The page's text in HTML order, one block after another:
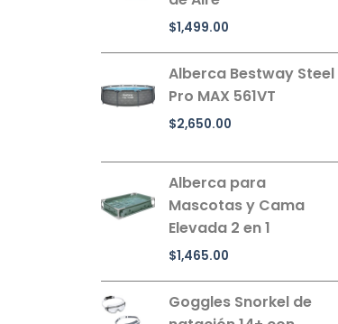
$1,499.00
Alberca Bestway Steel
Pro MAX 561VT
$2,650.00
Alberca para
Mascotas y Cama
Elevada 2 en 1
$1,465.00
Goggles Snorkel de